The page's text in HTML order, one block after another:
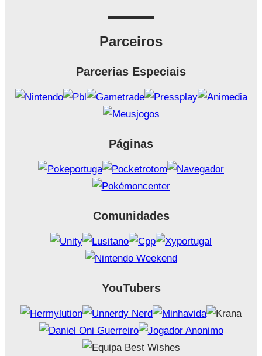
Parceiros
Parcerias Especiais
Páginas
Comunidades
YouTubers